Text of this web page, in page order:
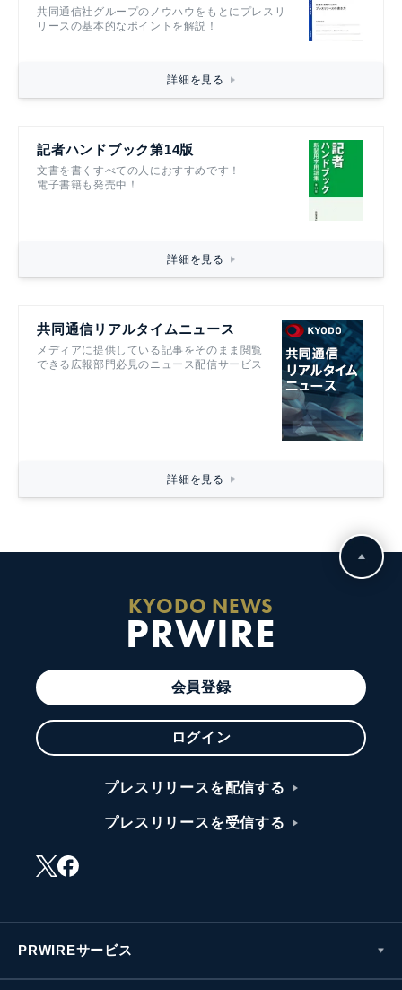
共同通信社グループのノウハウをもとにプレスリ
リースの基本的なポイントを解説！
詳細を見る
記者ハンドブック第14版
文書を書くすべての人におすすめです！
電子書籍も発売中！
詳細を見る
共同通信リアルタイムニュース
メディアに提供している記事をそのまま閲覧
できる広報部門必見のニュース配信サービス
詳細を見る
KYODO NEWS
PRWIRE
会員登録
ログイン
プレスリリースを配信する
プレスリリースを受信する
PRWIREサービス